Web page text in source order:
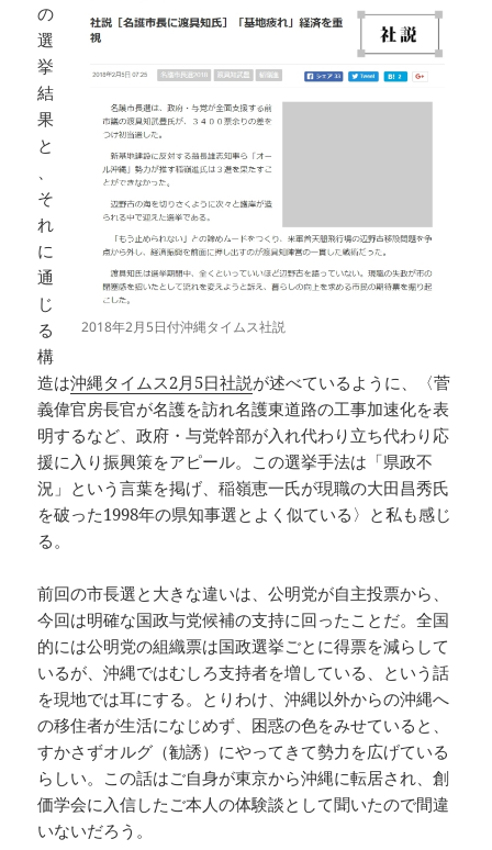
2018年2月5日付沖縄タイムス社説
の
選
挙
結
果
と
、
そ
れ
に
通
じ
る
構
造は沖縄タイムス2月5日社説が述べているように、〈菅
義偉官房長官が名護を訪れ名護東道路の工事加速化を表
明するなど、政府・与党幹部が入れ代わり立ち代わり応
援に入り振興策をアピール。この選挙手法は「県政不
況」という言葉を掲げ、稲嶺恵一氏が現職の大田昌秀氏
を破った1998年の県知事選とよく似ている〉と私も感じ
る。
前回の市長選と大きな違いは、公明党が自主投票から、
今回は明確な国政与党候補の支持に回ったことだ。全国
的には公明党の組織票は国政選挙ごとに得票を減らして
いるが、沖縄ではむしろ支持者を増している、という話
を現地では耳にする。とりわけ、沖縄以外からの沖縄へ
の移住者が生活になじめず、困惑の色をみせていると、
すかさずオルグ（勧誘）にやってきて勢力を広げている
らしい。この話はご自身が東京から沖縄に転居され、創
価学会に入信したご本人の体験談として聞いたので間違
いないだろう。